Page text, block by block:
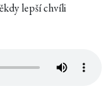
lepší chvíli